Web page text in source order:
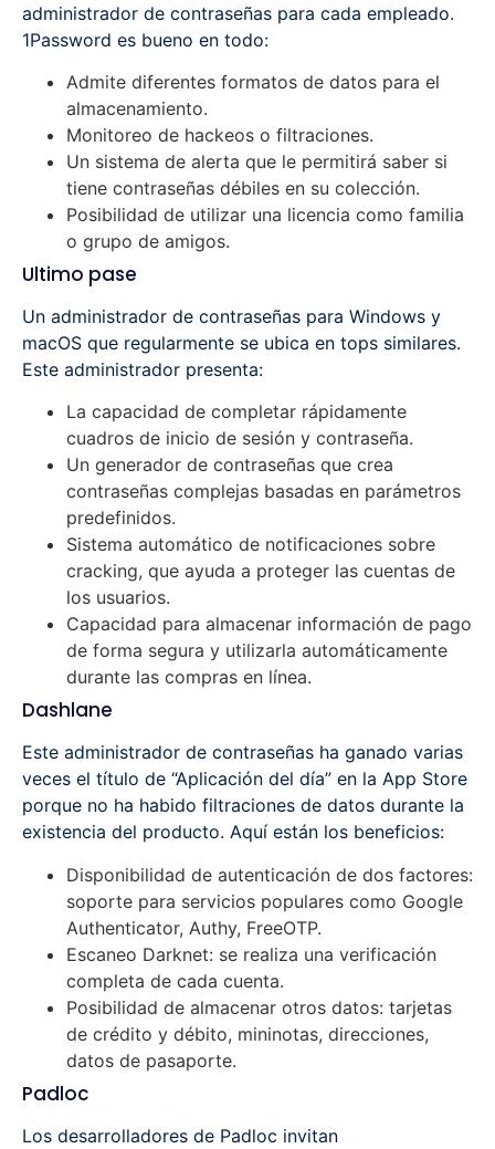
administrador de contraseñas para cada empleado.
1Password es bueno en todo:
Admite diferentes formatos de datos para el
almacenamiento.
Monitoreo de hackeos o filtraciones.
Un sistema de alerta que le permitirá saber si
tiene contraseñas débiles en su colección.
Posibilidad de utilizar una licencia como familia
o grupo de amigos.
Ultimo pase
Un administrador de contraseñas para Windows y
macOS que regularmente se ubica en tops similares.
Este administrador presenta:
La capacidad de completar rápidamente
cuadros de inicio de sesión y contraseña.
Un generador de contraseñas que crea
contraseñas complejas basadas en parámetros
predefinidos.
Sistema automático de notificaciones sobre
cracking, que ayuda a proteger las cuentas de
los usuarios.
Capacidad para almacenar información de pago
de forma segura y utilizarla automáticamente
durante las compras en línea.
Dashlane
Este administrador de contraseñas ha ganado varias
veces el título de “Aplicación del día” en la App Store
porque no ha habido filtraciones de datos durante la
existencia del producto. Aquí están los beneficios:
Disponibilidad de autenticación de dos factores:
soporte para servicios populares como Google
Authenticator, Authy, FreeOTP.
Escaneo Darknet: se realiza una verificación
completa de cada cuenta.
Posibilidad de almacenar otros datos: tarjetas
de crédito y débito, mininotas, direcciones,
datos de pasaporte.
Padloc
Los desarrolladores de Padloc invitan